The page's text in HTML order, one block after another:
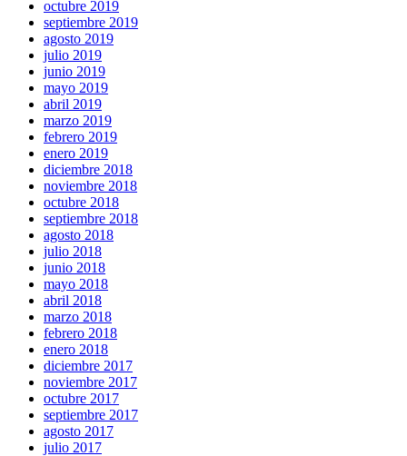
octubre 2019
septiembre 2019
agosto 2019
julio 2019
junio 2019
mayo 2019
abril 2019
marzo 2019
febrero 2019
enero 2019
diciembre 2018
noviembre 2018
octubre 2018
septiembre 2018
agosto 2018
julio 2018
junio 2018
mayo 2018
abril 2018
marzo 2018
febrero 2018
enero 2018
diciembre 2017
noviembre 2017
octubre 2017
septiembre 2017
agosto 2017
julio 2017